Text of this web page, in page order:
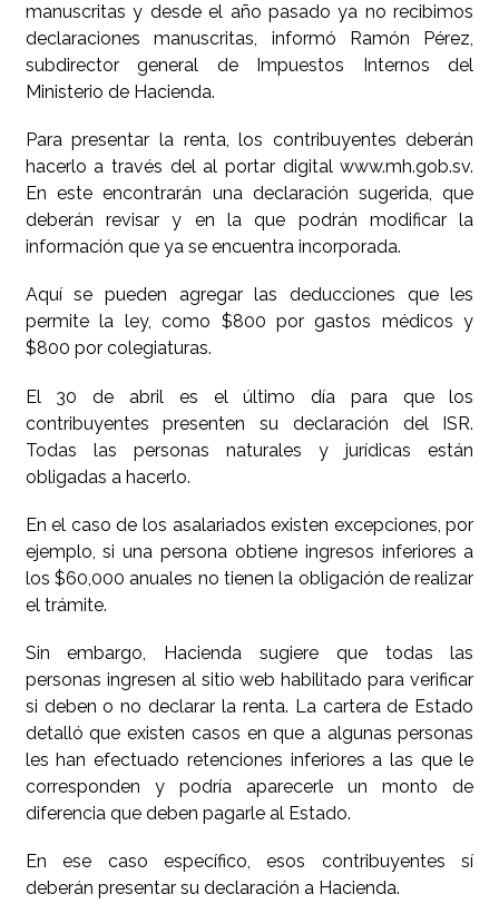
manuscritas y desde el año pasado ya no recibimos
declaraciones manuscritas, informó Ramón Pérez,
subdirector general de Impuestos Internos del
Ministerio de Hacienda.
Para presentar la renta, los contribuyentes deberán
hacerlo a través del al portar digital www.mh.gob.sv.
En este encontrarán una declaración sugerida, que
deberán revisar y en la que podrán modificar la
información que ya se encuentra incorporada.
Aquí se pueden agregar las deducciones que les
permite la ley, como $800 por gastos médicos y
$800 por colegiaturas.
El 30 de abril es el último día para que los
contribuyentes presenten su declaración del ISR.
Todas las personas naturales y jurídicas están
obligadas a hacerlo.
En el caso de los asalariados existen excepciones, por
ejemplo, si una persona obtiene ingresos inferiores a
los $60,000 anuales no tienen la obligación de realizar
el trámite.
Sin embargo, Hacienda sugiere que todas las
personas ingresen al sitio web habilitado para verificar
si deben o no declarar la renta. La cartera de Estado
detalló que existen casos en que a algunas personas
les han efectuado retenciones inferiores a las que le
corresponden y podría aparecerle un monto de
diferencia que deben pagarle al Estado.
En ese caso específico, esos contribuyentes sí
deberán presentar su declaración a Hacienda.